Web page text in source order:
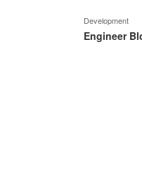
Development
Engineer